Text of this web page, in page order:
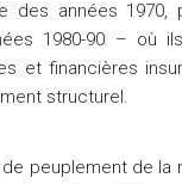
des années 1970,
1980-90 – où
et financières
structurel.
peuplement de la